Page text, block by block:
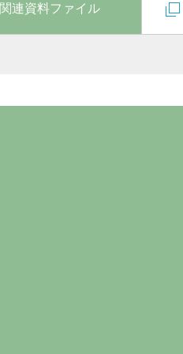
関連資料ファイル